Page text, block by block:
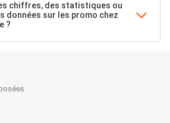
chiffres, des statistiques ou
données sur les promo chez
?